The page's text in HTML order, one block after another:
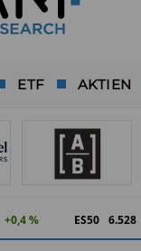
ETF AKTIEN
+0,4 % ES50 6.528